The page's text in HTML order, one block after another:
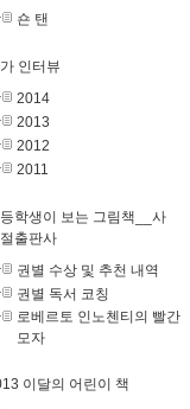
숀 탠
인터뷰
2014
2013
2012
2011
학생이 보는 그림책__사
출판사
권별 수상 및 추천 내역
권별 독서 코칭
로베르토 인노첸티의 빨간
모자
이달의 어린이 책